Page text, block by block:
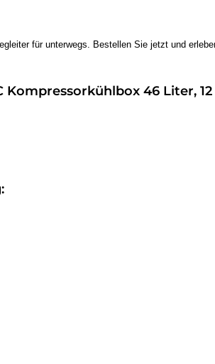
für unterwegs. Bestellen Sie jetzt und
46 Liter, 12